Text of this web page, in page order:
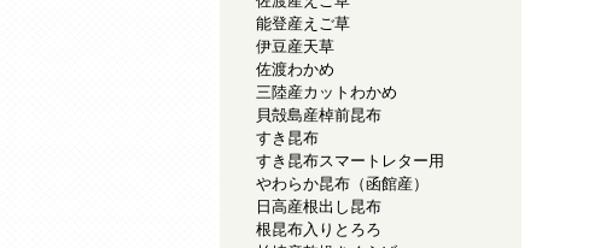
能登産えご草
伊豆産天草
佐渡わかめ
三陸産カットわかめ
貝殻島産棹前昆布
すき昆布
すき昆布スマートレター用
やわらか昆布（函館産）
日高産根出し昆布
根昆布入りとろろ